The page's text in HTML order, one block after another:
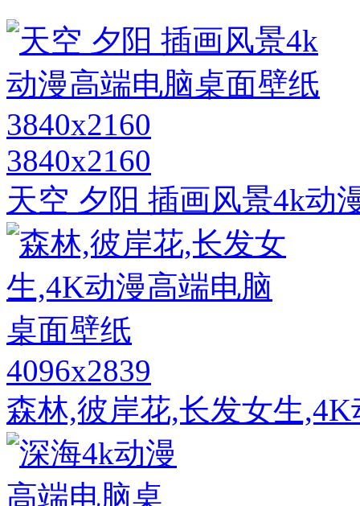
3840x2160
天空 夕阳 插画风景4k动
4096x2839
森林,彼岸花,长发女生